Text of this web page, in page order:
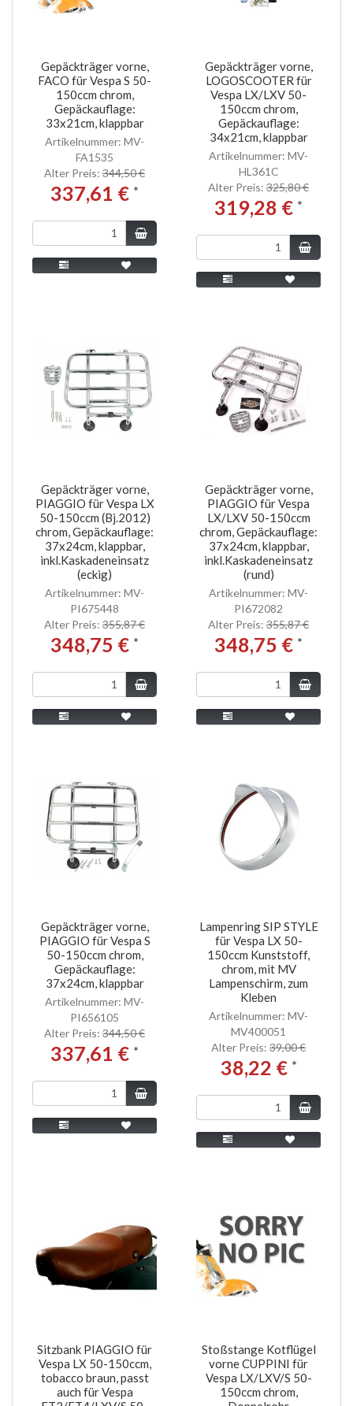
Gepäckträger vorne,
FACO für Vespa S 50-
150ccm chrom,
Gepäckauflage:
33x21cm, klappbar
Artikelnummer: MV-
FA1535
Alter Preis: 344,50 €
337,61 € *
Gepäckträger vorne,
LOGOSCOOTER für
Vespa LX/LXV 50-
150ccm chrom,
Gepäckauflage:
34x21cm, klappbar
Artikelnummer: MV-
HL361C
Alter Preis: 325,80 €
319,28 € *
Gepäckträger vorne,
PIAGGIO für Vespa LX
50-150ccm (Bj.2012)
chrom, Gepäckauflage:
37x24cm, klappbar,
inkl.Kaskadeneinsatz
(eckig)
Artikelnummer: MV-
PI675448
Alter Preis: 355,87 €
348,75 € *
Gepäckträger vorne,
PIAGGIO für Vespa
LX/LXV 50-150ccm
chrom, Gepäckauflage:
37x24cm, klappbar,
inkl.Kaskadeneinsatz
(rund)
Artikelnummer: MV-
PI672082
Alter Preis: 355,87 €
348,75 € *
Gepäckträger vorne,
PIAGGIO für Vespa S
50-150ccm chrom,
Gepäckauflage:
37x24cm, klappbar
Artikelnummer: MV-
PI656105
Alter Preis: 344,50 €
337,61 € *
Lampenring SIP STYLE
für Vespa LX 50-
150ccm Kunststoff,
chrom, mit MV
Lampenschirm, zum
Kleben
Artikelnummer: MV-
MV400051
Alter Preis: 39,00 €
38,22 € *
Sitzbank PIAGGIO für
Vespa LX 50-150ccm,
tobacco braun, passt
auch für Vespa
Stoßstange Kotflügel
vorne CUPPINI für
Vespa LX/LXV/S 50-
150ccm chrom,